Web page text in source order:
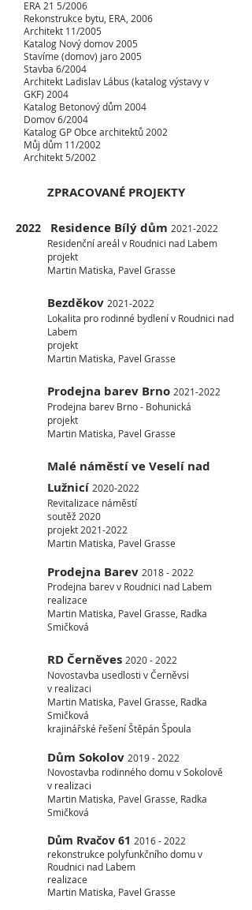
ERA 21 5/2006
Rekonstrukce bytu, ERA, 2006
Architekt 11/2005
Katalog Nový domov 2005
Stavíme (domov) jaro 2005
Stavba 6/2004
Architekt Ladislav Lábus (katalog výstavy v
GKF) 2004
Katalog Betonový dům 2004
Domov 6/2004
Katalog GP Obce architektů 2002
Můj dům 11/2002
Architekt 5/2002
ZPRACOVANÉ PROJEKTY
2022 Residence Bílý dům 2021-2022
Residenční areál v Roudnici nad Labem
projekt
Martin Matiska, Pavel Grasse
Bezděkov 2021-2022
Lokalita pro rodinné bydlení v Roudnici nad
Labem
projekt
Martin Matiska, Pavel Grasse
Prodejna barev Brno 2021-2022
Prodejna barev Brno - Bohunická
projekt
Martin Matiska, Pavel Grasse
Malé náměstí ve Veselí nad
Lužnicí 2020-2022
Revitalizace náměstí
soutěž 2020
projekt 2021-2022
Martin Matiska, Pavel Grasse
Prodejna Barev 2018 - 2022
Prodejna barev v Roudnici nad Labem
realizace
Martin Matiska, Pavel Grasse, Radka
Smičková
RD Černěves 2020 - 2022
Novostavba usedlosti v Černěvsi
v realizaci
Martin Matiska, Pavel Grasse, Radka
Smičková
krajinářské řešení Štěpán Špoula
Dům Sokolov 2019 - 2022
Novostavba rodinného domu v Sokolově
v realizaci
Martin Matiska, Pavel Grasse, Radka
Smičková
Dům Rvačov 61 2016 - 2022
rekonstrukce polyfunkčního domu v
Roudnici nad Labem
realizace
Martin Matiska, Pavel Grasse